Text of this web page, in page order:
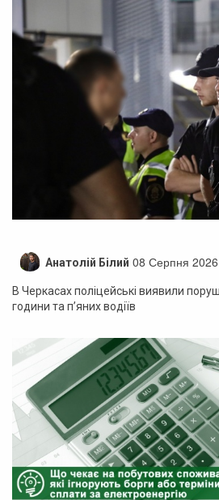
Анатолій Білий 08 Серпня
В Черкасах поліцейські виявили
години та п’яних водіїв